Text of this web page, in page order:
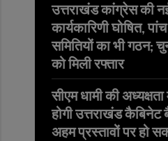
उत्तराखंड कांग्रेस की
कार्यकारिणी घोषित,
समितियों का भी गठन;
को मिली रफ्तार
सीएम धामी की
होगी उत्तराखंड
अहम प्रस्तावों पर हो